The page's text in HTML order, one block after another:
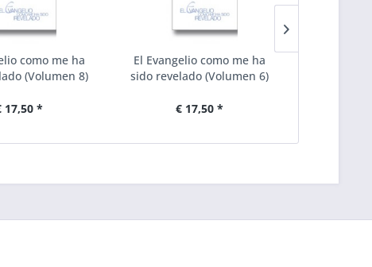
como me ha
(Volumen 8)
17,50 *
El Evangelio como me ha
sido revelado (Volumen 6)
€ 17,50 *